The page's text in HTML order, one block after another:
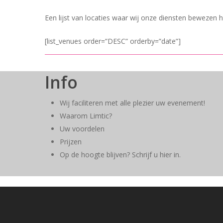
Een lijst van locaties waar wij onze diensten bewezen
[list_venues order=”DESC” orderby=”date”]
Info
Wij faciliteren met alle plezier uw evenement!
Waarom Limtic?
Uw voordelen
Prijzen
Op de hoogte blijven? Schrijf u hier in.